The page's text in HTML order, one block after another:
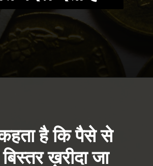
है कि पैसे से
बिस्तर ख़रीदा जा